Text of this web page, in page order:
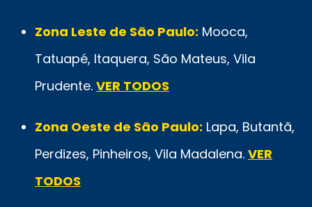
Zona Leste de São Paulo: Mooca,
Tatuapé, Itaquera, São Mateus, Vila
Prudente. VER TODOS
Zona Oeste de São Paulo: Lapa, Butantã,
Perdizes, Pinheiros, Vila Madalena. VER
TODOS